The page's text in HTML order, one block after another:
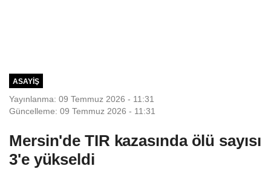
ASAYIŞ
Yayınlanma: 09 Temmuz 2026 - 11:31
Güncelleme: 09 Temmuz 2026 - 11:31
Mersin'de TIR kazasında ölü sayısı
3'e yükseldi